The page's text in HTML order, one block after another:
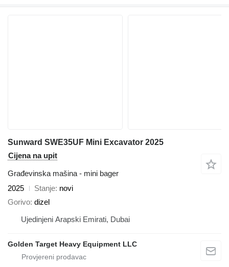
Sunward SWE35UF Mini Excavator 2025
Cijena na upit
Građevinska mašina - mini bager
2025
Stanje novi
Gorivo dizel
Ujedinjeni Arapski Emirati, Dubai
Golden Target Heavy Equipment LLC